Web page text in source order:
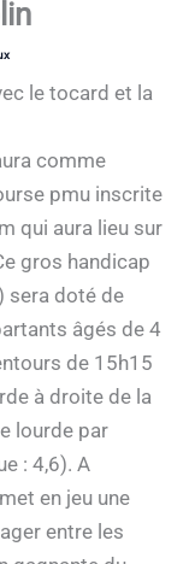
le tocard et la
comme
pmu inscrite
qui aura lieu sur
gros handicap
sera doté de
âgés de 4
de 15h15
à droite de la
lourde par
: 4,6). A
en jeu une
entre les